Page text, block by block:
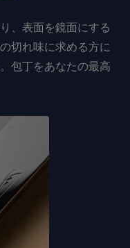
、表面を鏡面にする
切れ味に求める方に
包丁をあなたの最高